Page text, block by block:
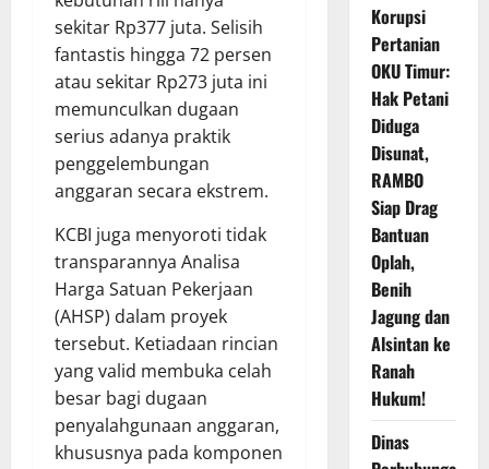
sekitar Rp377 juta. Selisih
fantastis hingga 72 persen
atau sekitar Rp273 juta ini
memunculkan dugaan
serius adanya praktik
penggelembungan
anggaran secara ekstrem.
KCBI juga menyoroti tidak
transparannya Analisa
Harga Satuan Pekerjaan
(AHSP) dalam proyek
tersebut. Ketiadaan rincian
yang valid membuka celah
besar bagi dugaan
penyalahgunaan anggaran,
khususnya pada komponen
Korupsi
Pertanian
OKU Timur:
Hak Petani
Diduga
Disunat,
RAMBO
Siap Drag
Bantuan
Oplah,
Benih
Jagung dan
Alsintan ke
Ranah
Hukum!
Dinas